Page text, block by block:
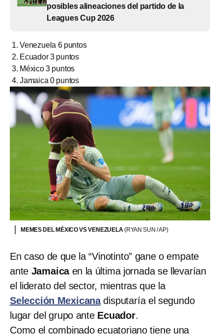
posibles alineaciones del partido de la
Leagues Cup 2026
Venezuela 6 puntos
Ecuador 3 puntos
México 3 puntos
Jamaica 0 puntos
MEMES DEL MÉXICO VS VENEZUELA (RYAN SUN / AP)
En caso de que la “Vinotinto” gane o empate
ante Jamaicaen la última jornada se llevarían
el liderato del sector, mientras que la
Selección Mexicanadisputaría el segundo
lugar del grupo ante Ecuador.
Como el combinado ecuatoriano tiene una